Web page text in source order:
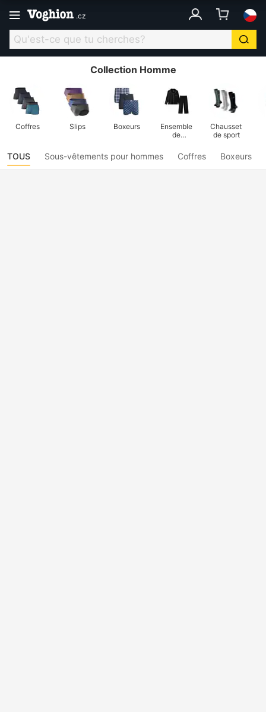
.cz
Collection Homme
Coffres Slips Boxeurs
Ensembles
de
Chaussettes
de sport
TOUS Sous-vêtements pour hommes Coffres Boxeurs